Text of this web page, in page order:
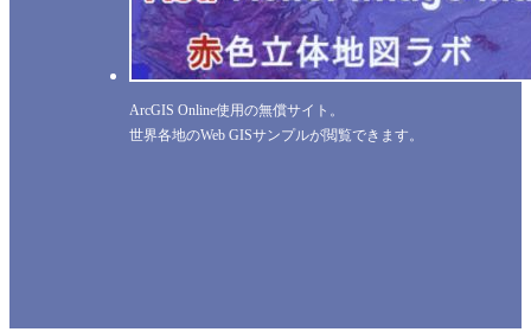
ArcGIS Online使用の無償サイト。
世界各地のWeb GISサンプルが閲覧できます。